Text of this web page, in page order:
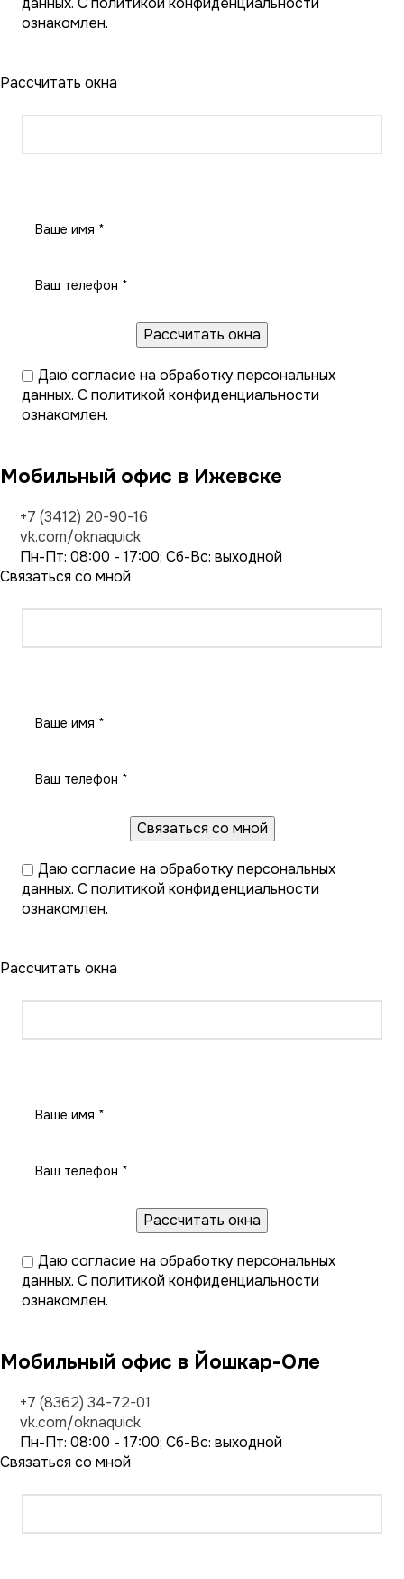
ознакомлен.
Рассчитать окна
Даю согласие на обработку персональных
данных. Сполитикой конфиденциальности
ознакомлен.
Мобильный офис в Ижевске
+7 (3412) 20-90-16
vk.com/oknaquick
Пн-Пт: 08:00 - 17:00; Сб-Вс: выходной
Связаться со мной
Даю согласие на обработку персональных
данных. Сполитикой конфиденциальности
ознакомлен.
Рассчитать окна
Даю согласие на обработку персональных
данных. Сполитикой конфиденциальности
ознакомлен.
Мобильный офис в Йошкар-Оле
+7 (8362) 34-72-01
vk.com/oknaquick
Пн-Пт: 08:00 - 17:00; Сб-Вс: выходной
Связаться со мной